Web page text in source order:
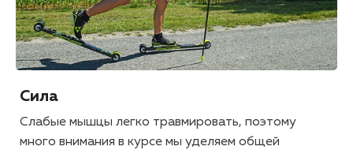
Сила
Слабые мышцы легко травмировать, поэтому
много внимания в курсе мы уделяем общей